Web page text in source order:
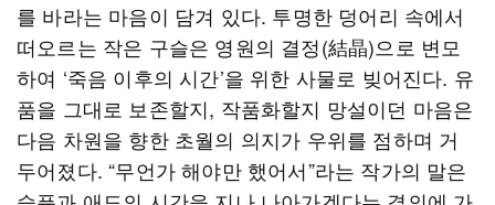
를 바라는 마음이 담겨 있다. 투명한 덩어리 속에서
떠오르는 작은 구슬은 영원의 결정(結晶)으로 변모
하여 ‘죽음 이후의 시간’을 위한 사물로 빚어진다. 유
품을 그대로 보존할지, 작품화할지 망설이던 마음은
다음 차원을 향한 초월의 의지가 우위를 점하며 거
두어졌다. “무언가 해야만 했어서”라는 작가의 말은